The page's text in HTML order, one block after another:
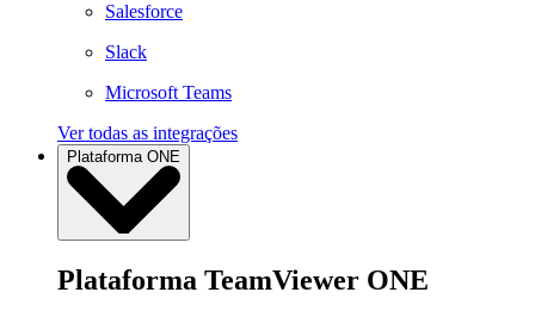
Salesforce
Slack
Microsoft Teams
Ver todas as integrações
Plataforma ONE
Plataforma TeamViewer ONE